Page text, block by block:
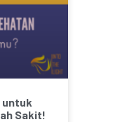
untuk
Sakit!